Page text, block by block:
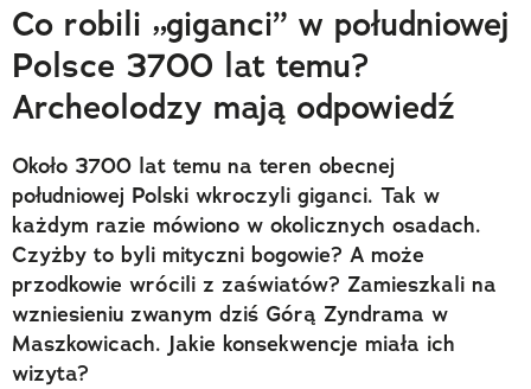
Trendbook Podróżniczy
Polecane
Co robili „giganci” w południowej
Polsce 3700 lat temu?
Archeolodzy mają odpowiedź
Około 3700 lat temu na teren obecnej
południowej Polski wkroczyli giganci. Tak w
każdym razie mówiono w okolicznych osadach.
Czyżby to byli mityczni bogowie? A może
przodkowie wrócili z zaświatów? Zamieszkali na
wzniesieniu zwanym dziś Górą Zyndrama w
Maszkowicach. Jakie konsekwencje miała ich
wizyta?